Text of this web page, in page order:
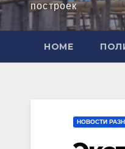
построек
HOME
НОВОСТИ